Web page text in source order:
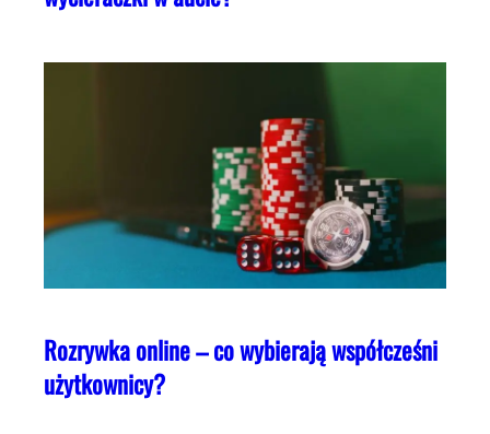
Rozrywka online – co wybierają współcześni
użytkownicy?